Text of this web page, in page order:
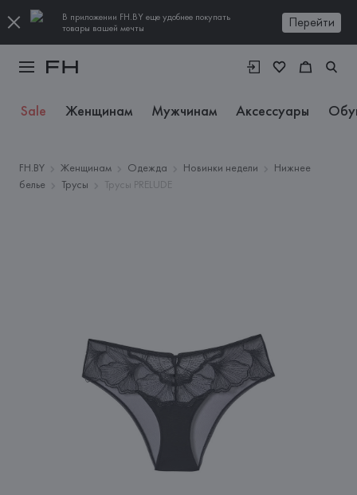
В приложении FH.BY еще удобнее покупать
товары вашей мечты
Перейти
Sale Женщинам Мужчинам Аксессуары
FH.BY Женщинам Одежда Новинки недели
Нижнее
белье
Трусы Трусы PRELUDE